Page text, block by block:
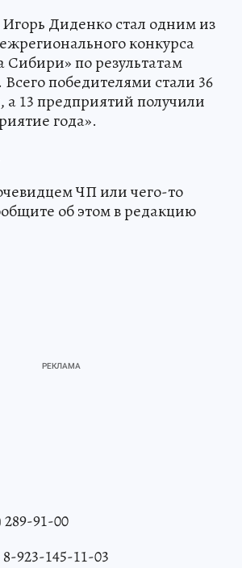
Игорь Диденко стал одним из
конкурса
Сибири» по результатам
победителями стали 36
а 13 предприятий получили
года».
ЧП или чего-то
об этом в редакцию
289-91-00
8-923-145-11-03